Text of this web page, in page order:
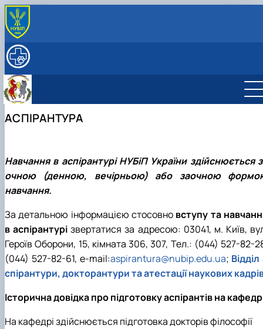
ПРО КАФЕДРУ
Галерея кафедри
Галерея музею
Навчальні лабораторії
Навчальна література
НАУКА
Студентські наукові гуртки
СКЛАД КАФЕДРИ
СПІВПРАЦЯ
АСПІРАНТУРА
Навчання в аспірантурі НУБіП України здійснюється
очною (денною, вечірньою) або заочною
навчання.
За детальною інформацією стосовно вступу та
в аспірантурі звертатися за адресою: 03041, м. Київ,
Героїв Оборони, 15, кімната 306, 307, Тел.: (044) 527-82-
(044) 527-82-61, e-mail:aspirantura@nubip.edu.ua; Відділ
спірантури, докторантури та атестації наукових
Історична довідка про підготовку аспірантів на
На кафедрі здійснюється підготовка докторів філософії